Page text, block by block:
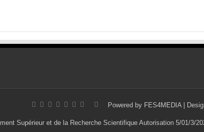
Powered by FES4MEDIA|
Supérieur et de la Recherche Scientifique Autorisation 5/01/3/